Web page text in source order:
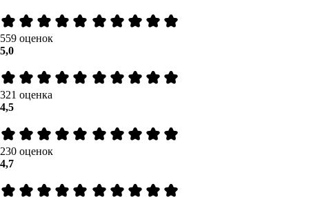
559 оценок
5,0
321 оценка
4,5
230 оценок
4,7